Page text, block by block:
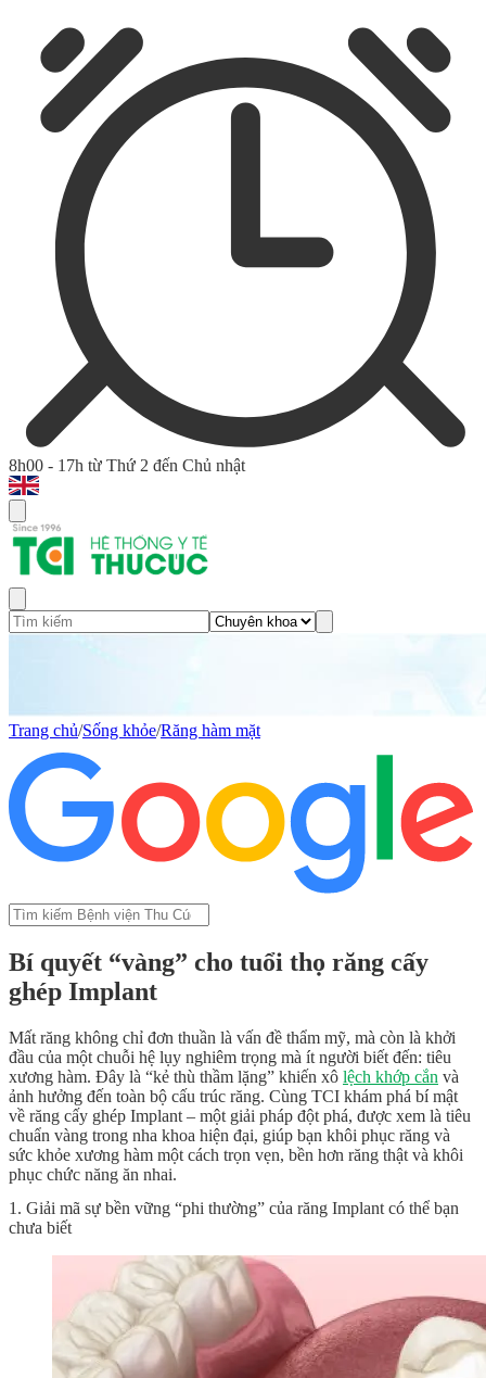
8h00 - 17h từ Thứ 2 đến Chủ nhật
Trang chủ/Sống khỏe/Răng hàm mặt
Bí quyết “vàng” cho tuổi thọ răng cấy
ghép Implant
Mất răng không chỉ đơn thuần là vấn đề thẩm mỹ, mà còn là khởi
đầu của một chuỗi hệ lụy nghiêm trọng mà ít người biết đến: tiêu
xương hàm. Đây là “kẻ thù thầm lặng” khiến xô lệch khớp cắn và
ảnh hưởng đến toàn bộ cấu trúc răng. Cùng TCI khám phá bí mật
về răng cấy ghép Implant – một giải pháp đột phá, được xem là tiêu
chuẩn vàng trong nha khoa hiện đại, giúp bạn khôi phục răng và
sức khỏe xương hàm một cách trọn vẹn, bền hơn răng thật và khôi
phục chức năng ăn nhai.
1. Giải mã sự bền vững “phi thường” của răng Implant có thể bạn
chưa biết